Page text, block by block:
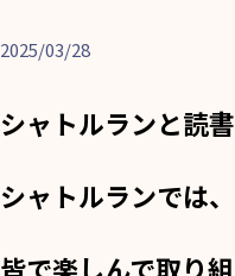
2025/03/28
シャトルランと読書
シャトルランでは
皆で楽しんで取り